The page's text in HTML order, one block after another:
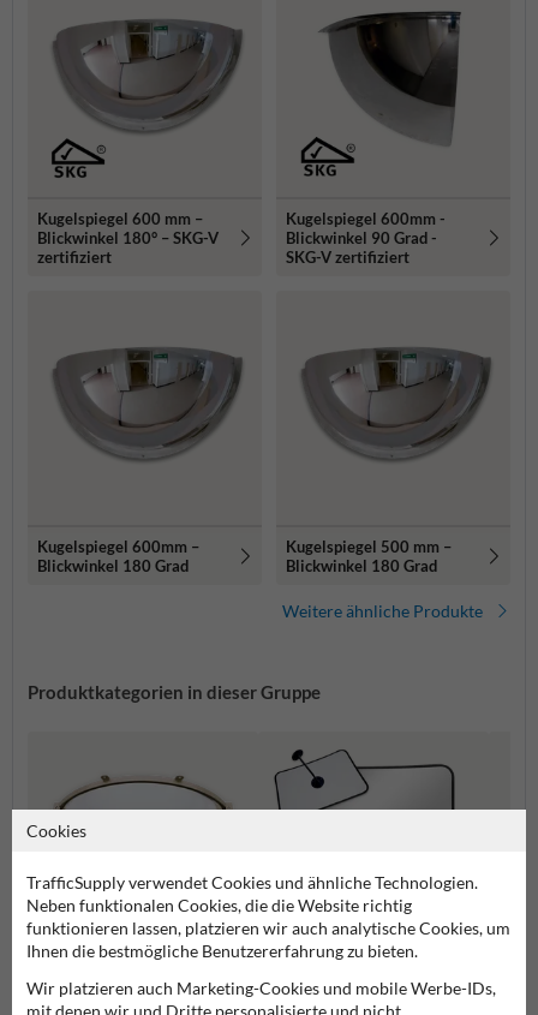
Kugelspiegel 600 mm –
Blickwinkel 180° – SKG-V
zertifiziert
Kugelspiegel 600mm -
Blickwinkel 90 Grad -
SKG-V zertifiziert
Kugelspiegel 600mm –
Blickwinkel 180 Grad
Kugelspiegel 500 mm –
Blickwinkel 180 Grad
Weitere ähnliche Produkte
Produktkategorien in dieser Gruppe
Innenbereichsspiegel
Cookies
TrafficSupply verwendet Cookies und ähnliche Technologien.
Neben funktionalen Cookies, die die Website richtig
funktionieren lassen, platzieren wir auch analytische Cookies, um
Ihnen die bestmögliche Benutzererfahrung zu bieten.
Wir platzieren auch Marketing-Cookies und mobile Werbe-IDs,
mit denen wir und Dritte personalisierte und nicht